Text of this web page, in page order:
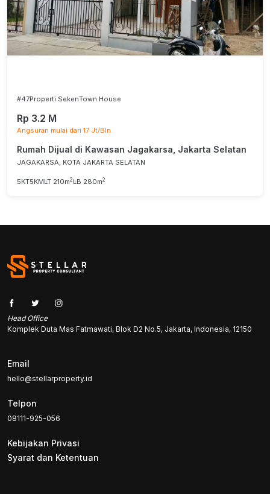
#47Properti SekenTown House
Rp 3.2 M
Angsuran mulai dari 17 Jt/Bln
Rumah Dijual di Kawasan Jagakarsa, Jakarta Selatan
JAGAKARSA, KOTA JAKARTA SELATAN
5KT5KMLT 210m2 LB 280m2
Head Office
Komplek Duta Mas Fatmawati, Blok D2 No.5, Jakarta, Indonesia, 12150
Email
hello@stellarproperty.id
Telpon
08111-925-056
Kebijakan Privasi
Syarat dan Ketentuan